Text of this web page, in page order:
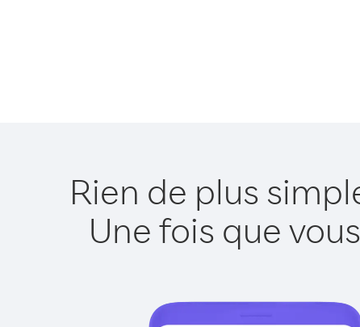
Rien de plus
Une fois que